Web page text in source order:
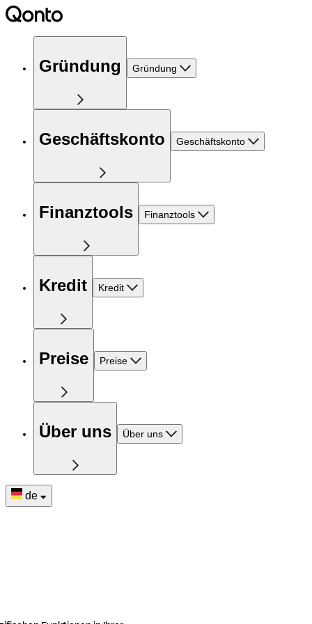
Gründung Gründung
Geschäftskonto Geschäftskonto
Finanztools Finanztools
Kredit Kredit
Preise Preise
Über uns Über uns
de